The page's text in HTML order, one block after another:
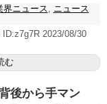
界ニュース, ニュース
2023/08/30
む
後から手マン